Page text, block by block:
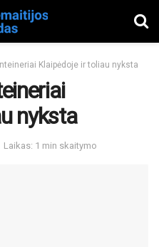
Klaipėdoje ir toliau nyksta
nyksta
Laikas: 1 min skaitymo